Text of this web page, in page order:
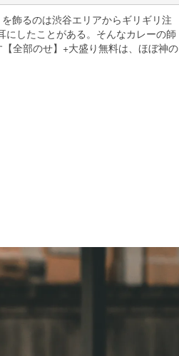
飾るのは渋谷エリアからギリギリ注
したことがある。そんなカレーの師
全部のせ】+大盛り無料は、ほぼ神の